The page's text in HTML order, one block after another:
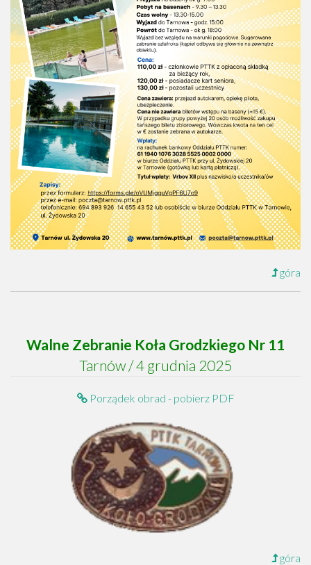
góra
Walne Zebranie Koła Grodzkiego Nr 11
Tarnów / 4 grudnia 2025
Porządek obrad - pobierz PDF
góra